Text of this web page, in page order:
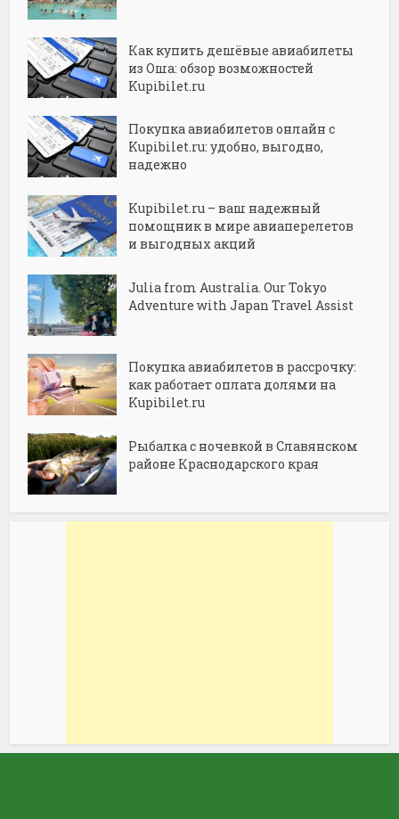
Как купить дешёвые авиабилеты
из Оша: обзор возможностей
Kupibilet.ru
Покупка авиабилетов онлайн с
Kupibilet.ru: удобно, выгодно,
надежно
Kupibilet.ru – ваш надежный
помощник в мире авиаперелетов
и выгодных акций
Julia from Australia. Our Tokyo
Adventure with Japan Travel Assist
Покупка авиабилетов в рассрочку:
как работает оплата долями на
Kupibilet.ru
Рыбалка с ночевкой в Славянском
районе Краснодарского края